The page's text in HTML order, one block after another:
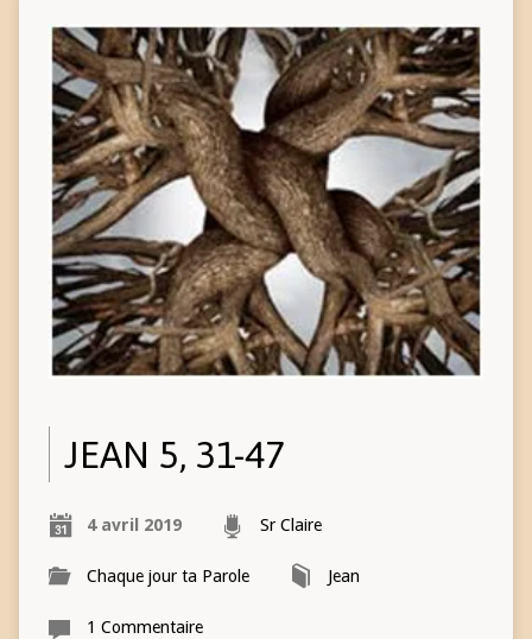
JEAN 5, 31-47
4 avril 2019 Sr Claire
Chaque jour ta Parole Jean
1 Commentaire